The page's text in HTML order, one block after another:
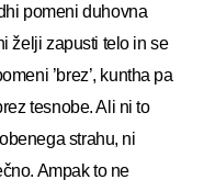
pomeni duhovna
želji zapusti telo in se
’brez’, kuntha pa
tesnobe. Ali ni to
strahu, ni
Ampak to ne